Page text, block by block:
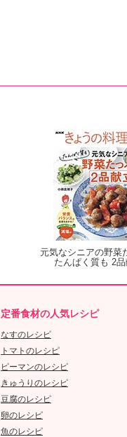
元気なシニアの野菜
たんぱく質も 2
定番食材の人気レシピ
なすのレシピ
トマトのレシピ
ピーマンのレシピ
きゅうりのレシピ
豆腐のレシピ
卵のレシピ
魚のレシピ